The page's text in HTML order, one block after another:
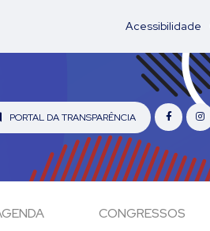
Acessibilidade
PORTAL DA TRANSPARÊNCIA
CONGRESSOS